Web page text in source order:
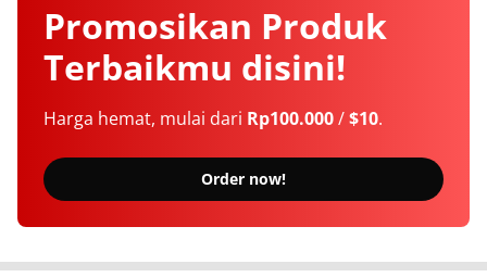
Promosikan Produk
Terbaikmu disini!
Harga hemat, mulai dari Rp100.000/$10.
Order now!